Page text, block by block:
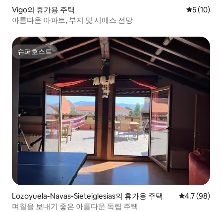
Vigo의 휴가용 주택 평점 5점
5 (10)
아름다운 아파트, 부지 및 시에스 전망
슈퍼호스트
슈퍼호스트
Lozoyuela-Navas-Sieteiglesias의 휴가용 주택 평점 4.7점(5
4.7 (98)
며칠을 보내기 좋은 아름다운 독립 주택